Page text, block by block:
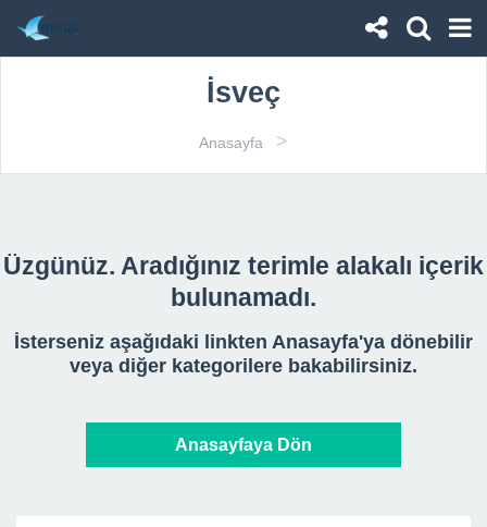
İsveç
Anasayfa >
Üzgünüz. Aradığınız terimle alakalı içerik
bulunamadı.
İsterseniz aşağıdaki linkten Anasayfa'ya dönebilir
veya diğer kategorilere bakabilirsiniz.
Anasayfaya Dön